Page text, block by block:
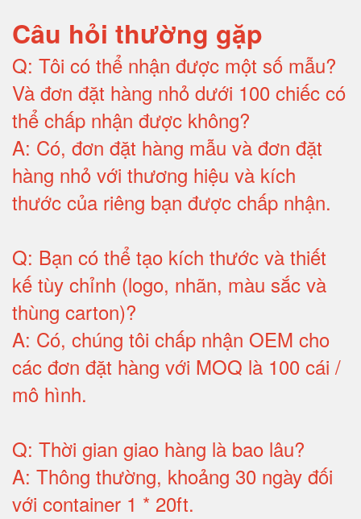
Câu hỏi thường gặp
Q: Tôi có thể nhận được một số mẫu?
Và đơn đặt hàng nhỏ dưới 100 chiếc có
thể chấp nhận được không?
A: Có, đơn đặt hàng mẫu và đơn đặt
hàng nhỏ với thương hiệu và kích
thước của riêng bạn được chấp nhận.
Q: Bạn có thể tạo kích thước và thiết
kế tùy chỉnh (logo, nhãn, màu sắc và
thùng carton)?
A: Có, chúng tôi chấp nhận OEM cho
các đơn đặt hàng với MOQ là 100 cái /
mô hình.
Q: Thời gian giao hàng là bao lâu?
A: Thông thường, khoảng 30 ngày đối
với container 1 * 20ft.